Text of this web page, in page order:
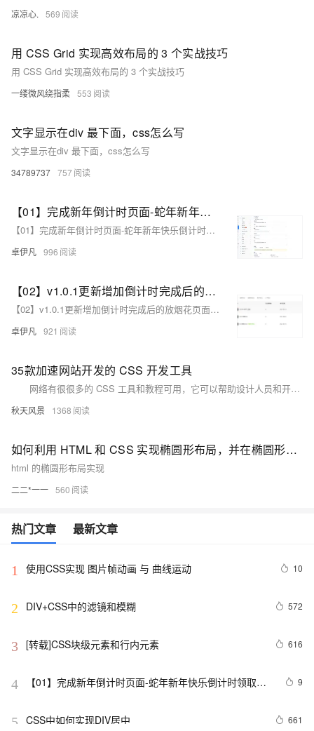
凉凉心. 569
用 CSS Grid 实现高效布局的 3 个实战技巧
用 CSS Grid 实现高效布局的 3 个实战技巧
一缕微风绕指柔 553
文字显示在div 最下面，css怎么写
文字显示在div 最下面，css怎么写
34789737 757
【01】完成新年倒计时页面-蛇年新年快乐倒计时领取礼物放烟花html代码优雅草科技央千澈写采用html5+div+CSS+JavaScript-优雅草卓伊凡-做一条关于新年的代码分享给你们-为了C站的分拼一下子
【01】完成新年倒计时页面-蛇年新年快乐倒计时领取礼物放烟花html代码优雅草科技央千澈写采用html5+div+CSS+JavaScript-优雅草卓伊凡-做一条关于新年的代码分享给你们-为了C站的分拼一下子
卓伊凡 996
【02】v1.0.1更新增加倒计时完成后的放烟花页面-优化播放器-优化结构目录-蛇年新年快乐倒计时领取礼物放烟花html代码优雅草科技央千澈写采用html5+div+CSS+JavaScript-优雅草卓伊凡-做一条关于新年的代码分享给你们-为了C站的分拼一下子
【02】v1.0.1更新增加倒计时完成后的放烟花页面-优化播放器-优化结构目录-蛇年新年快乐倒计时领取礼物放烟花html代码优雅草科技央千澈写采用html5+div+CSS+JavaScript-优雅草卓伊凡-做一条关于新年的代码分享给你们-为了C站的分拼一下子
卓伊凡 921
35款加速网站开发的 CSS 开发工具
网络有很很多的 CSS 工具和教程可用，它可以帮助设计人员和开发人员轻松、快速地学习 CSS 技术。这些工具中在高效开发 Web 应用程序中发挥重要作用。 在这篇文章中，我们收集了35个最好的 CSS 工具用于加速网站开发，如创建 CSS 菜单，动画，三维模型，响应式页面，动画按钮等等。
秋天风景 1368
如何利用 HTML 和 CSS 实现椭圆形布局，并在椭圆形路径上渲染可点击座位？
html 的椭圆形布局实现
二二*一一 560
热门文章 最新文章
1 使用CSS实现 图片帧动画 与 曲线运动 10
2 DIV+CSS中的滤镜和模糊 572
3 [转载]CSS块级元素和行内元素 616
4
【01】完成新年倒计时页面-蛇年新年快乐倒计时领取礼
html5+div+CSS+JavaScript-优雅草卓伊凡-做一条关于新
9
5 CSS中如何实现DIV居中 661